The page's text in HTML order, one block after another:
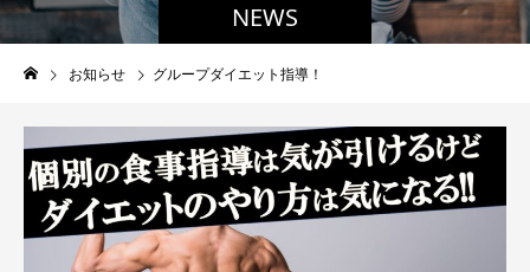
NEWS
お知らせ グループダイエット指導！